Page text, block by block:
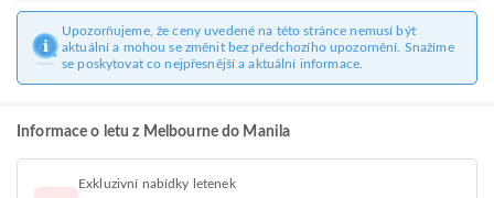
Upozorňujeme, že ceny uvedené na této stránce nemusí být
aktuální a mohou se změnit bez předchozího upozornění. Snažíme
se poskytovat co nejpřesnější a aktuální informace.
Informace o letu z Melbourne do Manila
Exkluzivní nabídky letenek